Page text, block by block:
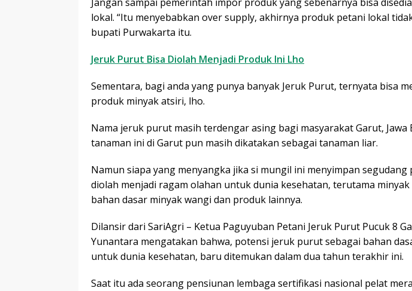
lokal. “Itu menyebabkan over supply, akhirnya produk petani lokal
bupati Purwakarta itu.
Jeruk Purut Bisa Diolah Menjadi Produk Ini Lho
Sementara, bagi anda yang punya banyak Jeruk Purut, ternyata bisa
produk minyak atsiri, lho.
Nama jeruk purut masih terdengar asing bagi masyarakat Garut, Jawa
tanaman ini di Garut pun masih dikatakan sebagai tanaman liar.
Namun siapa yang menyangka jika si mungil ini menyimpan
diolah menjadi ragam olahan untuk dunia kesehatan, terutama
bahan dasar minyak wangi dan produk lainnya.
Dilansir dari SariAgri – Ketua Paguyuban Petani Jeruk Purut Pucuk 8
Yunantara mengatakan bahwa, potensi jeruk purut sebagai bahan
untuk dunia kesehatan, baru ditemukan dalam dua tahun terakhir ini.
Saat itu ada seorang pensiunan lembaga sertifikasi nasional pelat